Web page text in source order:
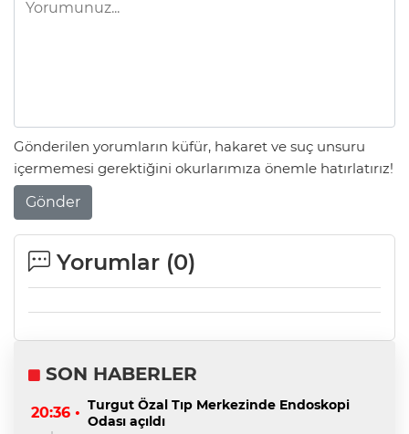
Gönderilen yorumların küfür, hakaret ve suç unsuru
içermemesi gerektiğini okurlarımıza önemle hatırlatırız!
Gönder
Yorumlar (0)
SON HABERLER
20:36 • Turgut Özal Tıp Merkezinde Endoskopi
Odası açıldı